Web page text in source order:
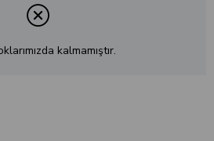
kalmamıştır.